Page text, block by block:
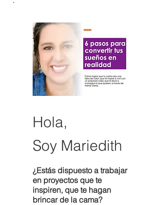
Hola,
Soy Mariedith
¿Estás dispuesto a trabajar
en proyectos que te
inspiren, que te hagan
brincar de la cama?